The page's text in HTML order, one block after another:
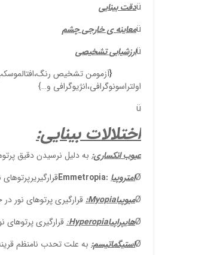
üدقت بینایی
üمعاینه ی خارجی چشم
üارزشیابی تشخیصی
{آزمومن تشخیص
اولتراسونوگرافی،انژیوگرافی و…}
ü
اختلالات بینایی:
عیوب انکساری: به دلیل نرسیدن دقیق
Øامتروپیا :
Emmetropia
ØمیوپیاMyopia
:قرارگیری پرتوهای نور
ØهایپراپیاHyperopia
:قرارگیری
Øاستیگماتیسم: به علت تحدب نامنظم